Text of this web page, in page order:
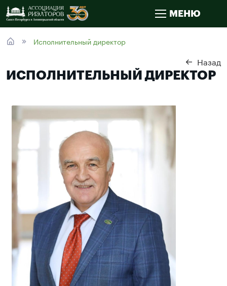
МЕНЮ
Исполнительный директор
Назад
ИСПОЛНИТЕЛЬНЫЙ ДИРЕКТОР